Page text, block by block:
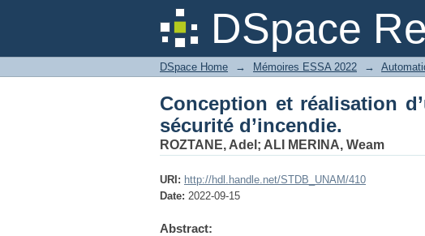
DSpace
Conception et réalisation
DSpace Home → Mémoires ESSA 2022 →
Conception et réalisation
sécurité d’incendie.
ROZTANE, Adel ; ALI MERINA, Weam
URI: http://hdl.handle.net/STDB_UNAM/410
Date: 2022-09-15
Abstract: